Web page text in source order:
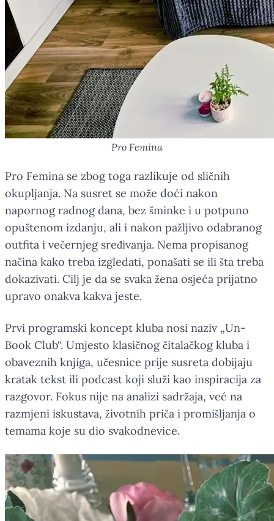
Pro Femina
Pro Femina se zbog toga razlikuje od sličnih
okupljanja. Na susret se može doći nakon
napornog radnog dana, bez šminke i u potpuno
opuštenom izdanju, ali i nakon pažljivo odabranog
outfita i večernjeg sređivanja. Nema propisanog
načina kako treba izgledati, ponašati se ili šta treba
dokazivati. Cilj je da se svaka žena osjeća prijatno
upravo onakva kakva jeste.
Prvi programski koncept kluba nosi naziv „Un-
Book Club“. Umjesto klasičnog čitalačkog kluba i
obaveznih knjiga, učesnice prije susreta dobijaju
kratak tekst ili podcast koji služi kao inspiracija za
razgovor. Fokus nije na analizi sadržaja, već na
razmjeni iskustava, životnih priča i promišljanja o
temama koje su dio svakodnevice.